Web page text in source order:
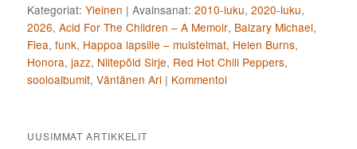
Kategoriat: Yleinen |Avainsanat: 2010-luku,2020-luku,
2026,Acid For The Children – A Memoir, Balzary Michael,
Flea,funk, Happoa lapsille – muistelmat, Helen Burns,
Honora,jazz, Niitepõld Sirje, Red Hot Chili Peppers,
sooloalbumit,Väntänen Ari | Kommentoi
UUSIMMAT ARTIKKELIT